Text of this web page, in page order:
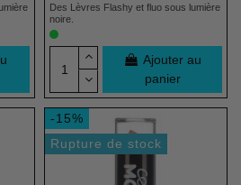
Des Lèvres Flashy et fluo sous lumière
noire.
Ajouter au
panier
-15%
Rupture de stock